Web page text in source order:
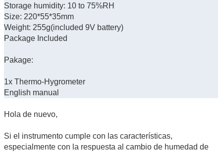
Storage humidity: 10 to 75%RH
Size: 220*55*35mm
Weight: 255g(included 9V battery)
Package Included
Pakage:
1x Thermo-Hygrometer
English manual
Hola de nuevo,
Si el instrumento cumple con las características,
especialmente con la respuesta al cambio de humedad de